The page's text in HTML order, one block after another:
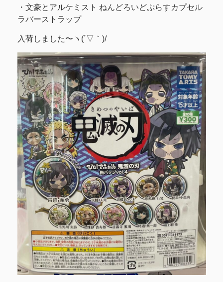
・文豪とアルケミスト ねんどろいどぷらすカプセル
ラバーストラップ
入荷しました〜ヽ(´▽｀)/